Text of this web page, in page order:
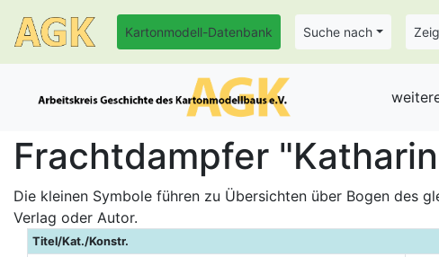
Kartonmodell-Datenbank Suche nach
Frachtdampfer
Die kleinen Symbole führen zu Übersichten über Bogen des
Verlag oder Autor.
Titel/Kat./Konstr.